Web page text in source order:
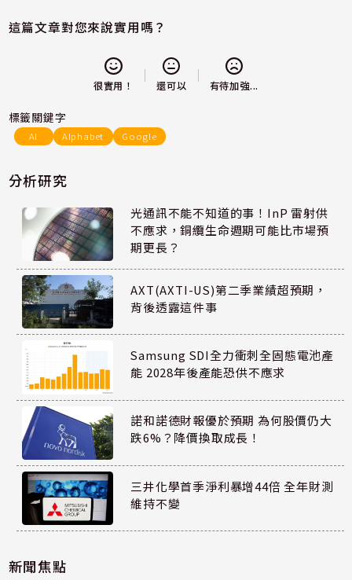
這篇文章對您來說實用嗎？
很實用！ 還可以 有待加強...
標籤關鍵字
AI Alphabet Google
分析研究
光通訊不能不知道的事！InP 雷射供
不應求，銅纜生命週期可能比市場預
期更長？
AXT(AXTI-US)第二季業績超預期，
背後透露這件事
Samsung SDI全力衝刺全固態電池產
能 2028年後產能恐供不應求
諾和諾德財報優於預期 為何股價仍大
跌6%？降價換取成長！
三井化學首季淨利暴增44倍 全年財測
維持不變
新聞焦點